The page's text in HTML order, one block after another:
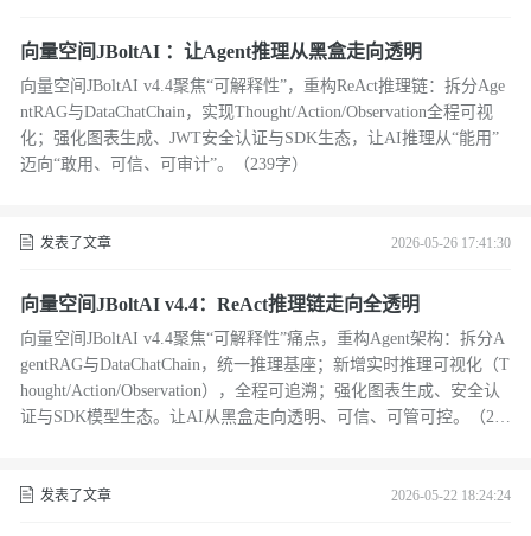
向量空间JBoltAI ：让Agent推理从黑盒走向透明
向量空间JBoltAI v4.4聚焦“可解释性”，重构ReAct推理链：拆分Age
ntRAG与DataChatChain，实现Thought/Action/Observation全程可视
化；强化图表生成、JWT安全认证与SDK生态，让AI推理从“能用”
迈向“敢用、可信、可审计”。（239字）
发表了文章 2026-05-26 17:41:30
向量空间JBoltAI v4.4：ReAct推理链走向全透明
向量空间JBoltAI v4.4聚焦“可解释性”痛点，重构Agent架构：拆分A
gentRAG与DataChatChain，统一推理基座；新增实时推理可视化（T
hought/Action/Observation），全程可追溯；强化图表生成、安全认
证与SDK模型生态。让AI从黑盒走向透明、可信、可管可控。（239
发表了文章 2026-05-22 18:24:24